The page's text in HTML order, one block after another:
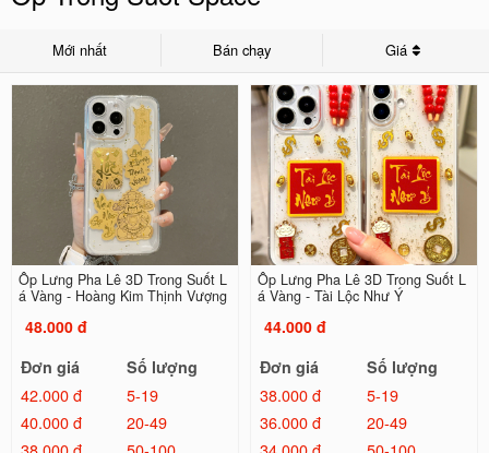
Mới nhất Bán chạy Giá
Ốp Lưng Pha Lê 3D Trong Suốt L
á Vàng - Hoàng Kim Thịnh Vượng
48.000 đ
Đơn giá
Số lượng
42.000 đ
5-19
40.000 đ
20-49
Ốp Lưng Pha Lê 3D Trong Suốt L
á Vàng - Tài Lộc Như Ý
44.000 đ
Đơn giá
Số lượng
38.000 đ
5-19
36.000 đ
20-49